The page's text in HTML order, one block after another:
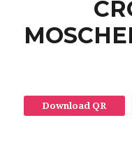
Download QR